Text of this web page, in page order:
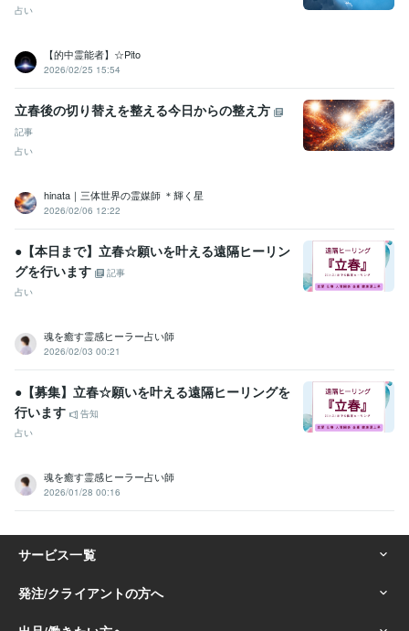
占い
【的中霊能者】☆Pito
2026/02/25 15:54
立春後の切り替えを整える今日からの整え方
記事
占い
hinata｜三体世界の霊媒師 ＊輝く星
2026/02/06 12:22
●【本日まで】立春☆願いを叶える遠隔ヒーリン
グを行います
記事
占い
魂を癒す霊感ヒーラー占い師
2026/02/03 00:21
●【募集】立春☆願いを叶える遠隔ヒーリングを
行います
告知
占い
魂を癒す霊感ヒーラー占い師
2026/01/28 00:16